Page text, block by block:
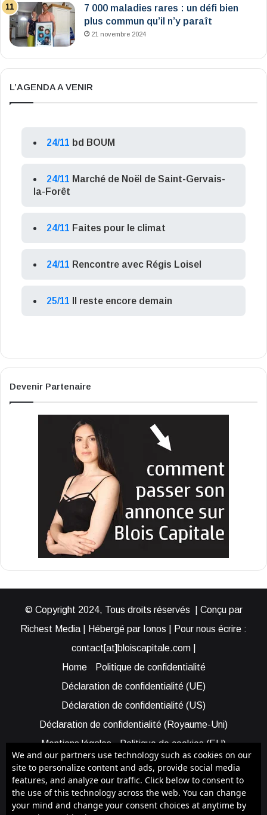
7 000 maladies rares : un défi bien
plus commun qu’il n’y paraît
21 novembre 2024
L’AGENDA A VENIR
24/11 bd BOUM
24/11 Marché de Noël de Saint-Gervais-
la-Forêt
24/11 Faites pour le climat
24/11 Rencontre avec Régis Loisel
25/11 Il reste encore demain
Devenir Partenaire
© Copyright 2024, Tous droits réservés | Conçu par
Richest Media | Hébergé par Ionos | Pour nous écrire :
contact[at]bloiscapitale.com |
Home
Politique de confidentialité
Déclaration de confidentialité (UE)
Déclaration de confidentialité (US)
Déclaration de confidentialité (Royaume-Uni)
Mentions légales
Politique de cookies (EU)
Cookie Policy (AUS)
Cookie Policy (US)
Qui sommes-nous ?
Participer à Blois Capitale
Bénéficier d’une assistance
We and our partners use technology such as cookies on our
site to personalize content and ads, provide social media
features, and analyze our traffic. Click below to consent to
the use of this technology across the web. You can change
your mind and change your consent choices at anytime by